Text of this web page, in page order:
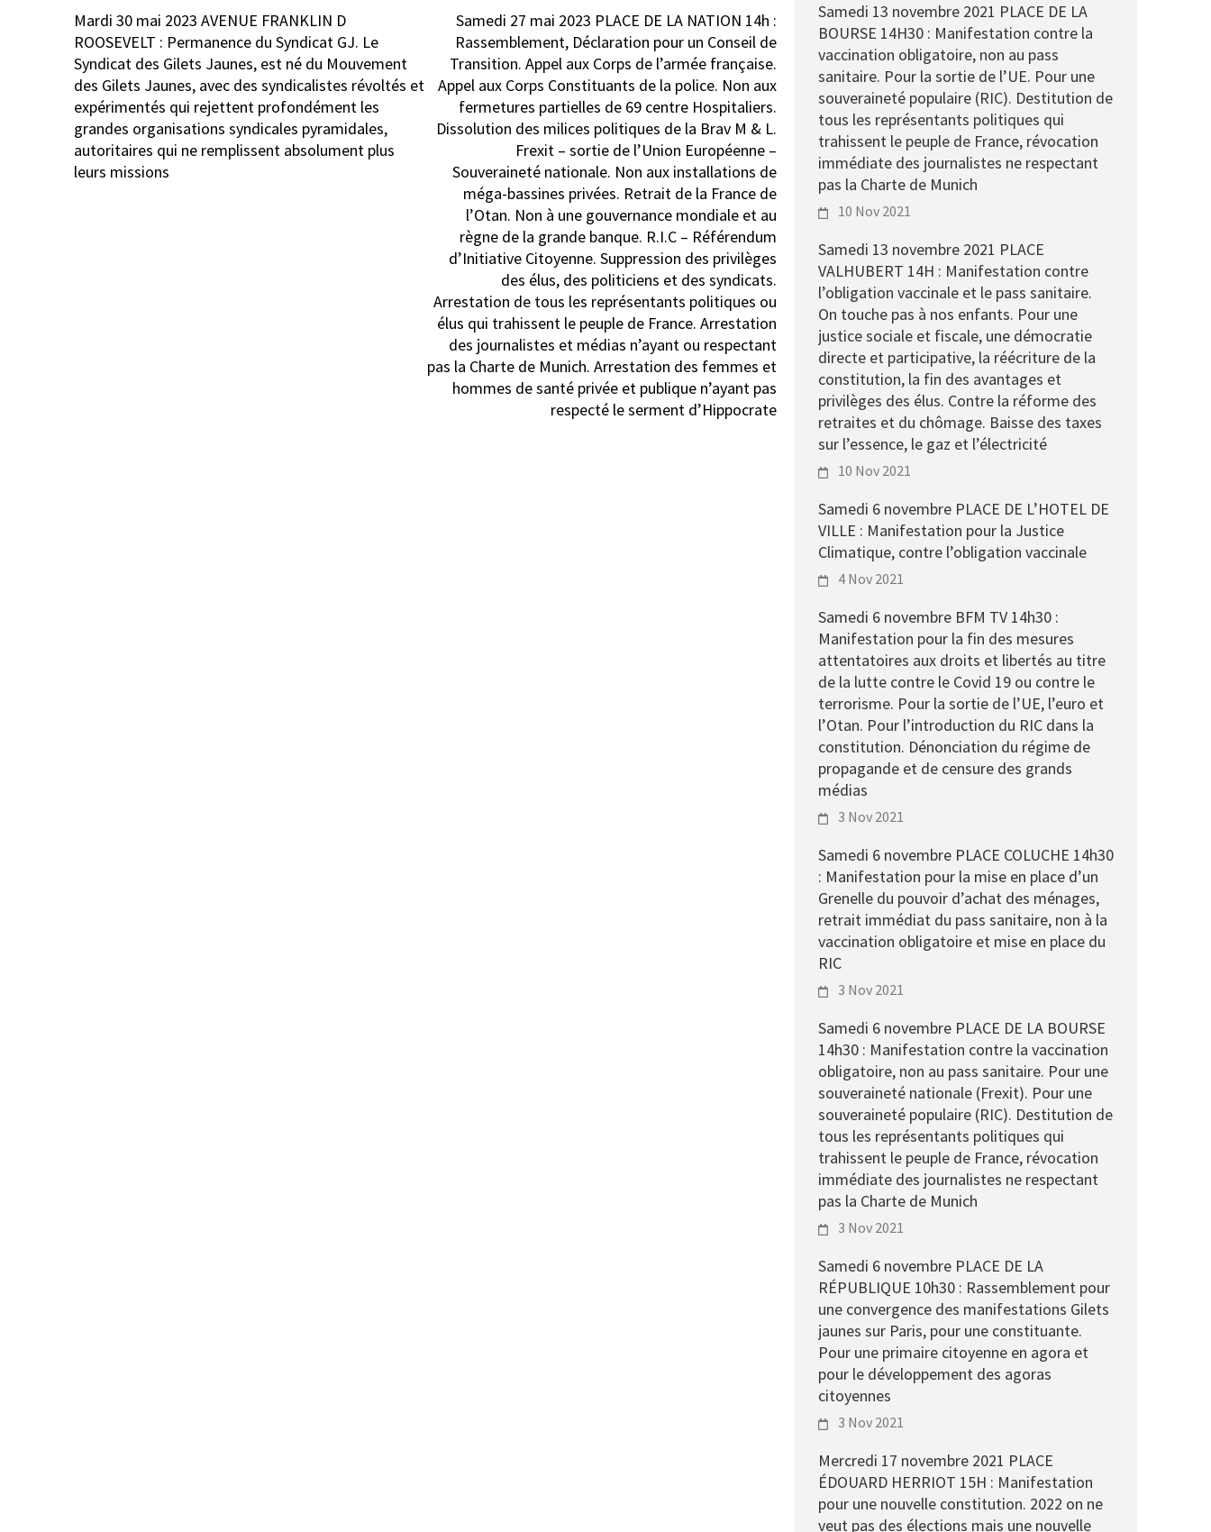
Navigation
de
l’article
Mardi 30 mai 2023 AVENUE FRANKLIN D
ROOSEVELT : Permanence du Syndicat GJ. Le
Syndicat des Gilets Jaunes, est né du Mouvement
des Gilets Jaunes, avec des syndicalistes révoltés et
expérimentés qui rejettent profondément les
grandes organisations syndicales pyramidales,
autoritaires qui ne remplissent absolument plus
leurs missions
Samedi 27 mai 2023 PLACE DE LA NATION 14h :
Rassemblement, Déclaration pour un Conseil de
Transition. Appel aux Corps de l’armée française.
Appel aux Corps Constituants de la police. Non aux
fermetures partielles de 69 centre Hospitaliers.
Dissolution des milices politiques de la Brav M & L.
Frexit – sortie de l’Union Européenne –
Souveraineté nationale. Non aux installations de
méga-bassines privées. Retrait de la France de
l’Otan. Non à une gouvernance mondiale et au
règne de la grande banque. R.I.C – Référendum
d’Initiative Citoyenne. Suppression des privilèges
des élus, des politiciens et des syndicats.
Arrestation de tous les représentants politiques ou
élus qui trahissent le peuple de France. Arrestation
des journalistes et médias n’ayant ou respectant
pas la Charte de Munich. Arrestation des femmes et
hommes de santé privée et publique n’ayant pas
respecté le serment d’Hippocrate
Samedi 13 novembre 2021 PLACE DE LA
BOURSE 14H30 : Manifestation contre la
vaccination obligatoire, non au pass
sanitaire. Pour la sortie de l’UE. Pour une
souveraineté populaire (RIC). Destitution de
tous les représentants politiques qui
trahissent le peuple de France, révocation
immédiate des journalistes ne respectant
pas la Charte de Munich
10 Nov 2021
Samedi 13 novembre 2021 PLACE
VALHUBERT 14H : Manifestation contre
l’obligation vaccinale et le pass sanitaire.
On touche pas à nos enfants. Pour une
justice sociale et fiscale, une démocratie
directe et participative, la réécriture de la
constitution, la fin des avantages et
privilèges des élus. Contre la réforme des
retraites et du chômage. Baisse des taxes
sur l’essence, le gaz et l’électricité
10 Nov 2021
Samedi 6 novembre PLACE DE L’HOTEL DE
VILLE : Manifestation pour la Justice
Climatique, contre l’obligation vaccinale
4 Nov 2021
Samedi 6 novembre BFM TV 14h30 :
Manifestation pour la fin des mesures
attentatoires aux droits et libertés au titre
de la lutte contre le Covid 19 ou contre le
terrorisme. Pour la sortie de l’UE, l’euro et
l’Otan. Pour l’introduction du RIC dans la
constitution. Dénonciation du régime de
propagande et de censure des grands
médias
3 Nov 2021
Samedi 6 novembre PLACE COLUCHE 14h30
: Manifestation pour la mise en place d’un
Grenelle du pouvoir d’achat des ménages,
retrait immédiat du pass sanitaire, non à la
vaccination obligatoire et mise en place du
RIC
3 Nov 2021
Samedi 6 novembre PLACE DE LA BOURSE
14h30 : Manifestation contre la vaccination
obligatoire, non au pass sanitaire. Pour une
souveraineté nationale (Frexit). Pour une
souveraineté populaire (RIC). Destitution de
tous les représentants politiques qui
trahissent le peuple de France, révocation
immédiate des journalistes ne respectant
pas la Charte de Munich
3 Nov 2021
Samedi 6 novembre PLACE DE LA
RÉPUBLIQUE 10h30 : Rassemblement pour
une convergence des manifestations Gilets
jaunes sur Paris, pour une constituante.
Pour une primaire citoyenne en agora et
pour le développement des agoras
citoyennes
3 Nov 2021
Mercredi 17 novembre 2021 PLACE
ÉDOUARD HERRIOT 15H : Manifestation
pour une nouvelle constitution. 2022 on ne
veut pas des élections mais une nouvelle